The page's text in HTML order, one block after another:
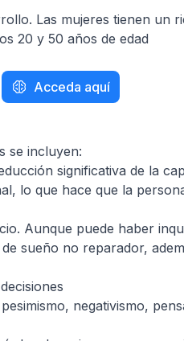
Las mujeres tienen un
20 y 50 años de edad
Acceda aquí
se incluyen:
significativa de la
lo que hace que la
Aunque puede haber
sueño no reparador,
negativismo,